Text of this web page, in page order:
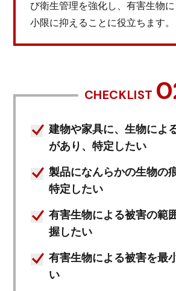
び衛生管理を強化し、有害生物
小限に抑えることに役立ちます。
CHECKLIST
建物や家具に、生物によ
があり、特定したい
製品になんらかの生物の
特定したい
有害生物による被害の範
握したい
有害生物による被害を最
い